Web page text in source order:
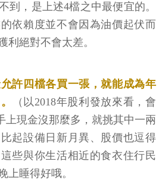
到，是上述4檔之中最便宜的。
依賴度並不會因為油價起伏而
利絕對不會太差。
許四檔各買一張，就能成為年
（以2018年股利發放來看，會
上現金沒那麼多，就挑其中一兩
起設備日新月異、股價也逗得
些與你生活相近的食衣住行民
上睡得好哦。